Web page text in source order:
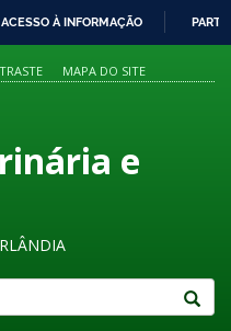
ACESSO À INFORMAÇÃO
MAPA DO SITE
e